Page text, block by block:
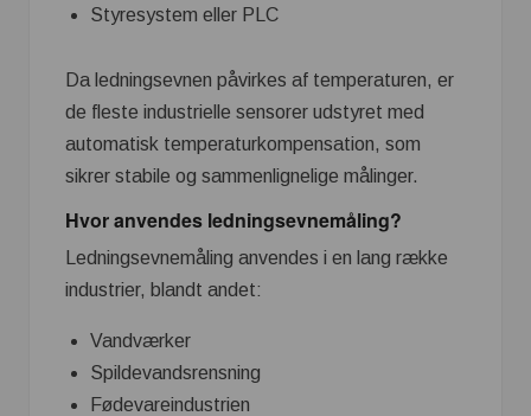
Styresystem eller PLC
Da ledningsevnen påvirkes af temperaturen, er
de fleste industrielle sensorer udstyret med
automatisk temperaturkompensation, som
sikrer stabile og sammenlignelige målinger.
Hvor anvendes ledningsevnemåling?
Ledningsevnemåling anvendes i en lang række
industrier, blandt andet:
Vandværker
Spildevandsrensning
Fødevareindustrien